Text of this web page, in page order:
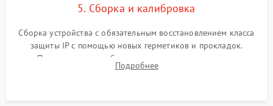
5. Сборка и калибровка
Сборка устройства с обязательным восстановлением класса
защиты IP с помощью новых герметиков и прокладок.
Программная калибровка матрицы по эталонному
абсолютно черному телу для точного измерения температур.
Подробнее